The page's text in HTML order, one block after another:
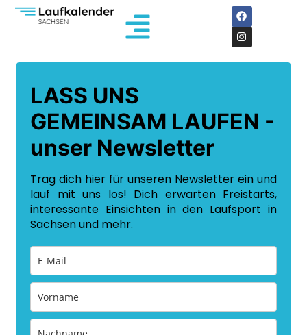
LASS UNS
GEMEINSAM LAUFEN -
unser Newsletter
Trag dich hier für unseren Newsletter ein und
lauf mit uns los! Dich erwarten Freistarts,
interessante Einsichten in den Laufsport in
Sachsen und mehr.